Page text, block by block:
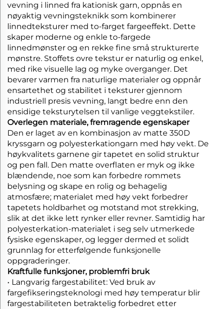
vevning i linned fra kationisk garn, oppnås en
nøyaktig vevningsteknikk som kombinerer
linnedteksturer med to-farget fargeeffekt. Dette
skaper moderne og enkle to-fargede
linnedmønster og en rekke fine små strukturerte
mønstre. Stoffets ovre tekstur er naturlig og enkel,
med rike visuelle lag og myke overganger. Det
bevarer varmen fra naturlige materialer og oppnår
ensartethet og stabilitet i teksturer gjennom
industriell presis vevning, langt bedre enn den
ensidige teksturytelsen til vanlige veggtekstiler.
Overlegen materiale, fremragende egenskaper
Den er laget av en kombinasjon av matte 350D
kryssgarn og polyesterkationgarn med høy vekt. De
høykvalitets garnene gir tapetet en solid struktur
og pen fall. Den matte overflaten er myk og ikke
blændende, noe som kan forbedre rommets
belysning og skape en rolig og behagelig
atmosfære; materialet med høy vekt forbedrer
tapetets holdbarhet og motstand mot strekking,
slik at det ikke lett rynker eller revner. Samtidig har
polyesterkation-materialet i seg selv utmerkede
fysiske egenskaper, og legger dermed et solidt
grunnlag for etterfølgende funksjonelle
oppgraderinger.
Kraftfulle funksjoner, problemfri bruk
• Langvarig fargestabilitet: Ved bruk av
fargefikseringsteknologi med høy temperatur blir
fargestabiliteten betraktelig forbedret etter